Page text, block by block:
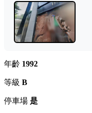
年齡 1992
等級 B
停車場 是